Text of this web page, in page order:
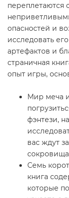
переплетаются
опасностей и
исследовать
артефактов и
страничная
опыт игры,
Мир меча и
фэнтези,
вас ждут
Семь
книга
которые